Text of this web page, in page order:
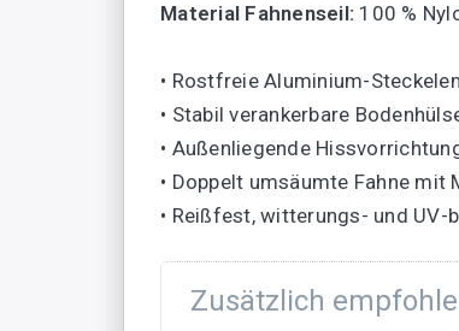
Material Fahnenseil: 100 %
• Rostfreie Aluminium-
• Stabil verankerbare
• Außenliegende
• Doppelt umsäumte Fahne mit
• Reißfest, witterungs- und UV-
Zusätzlich